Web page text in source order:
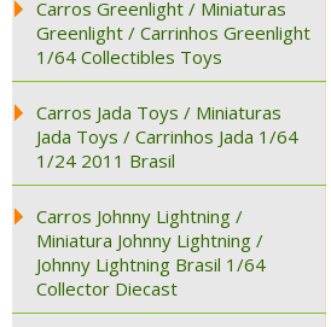
Carros Greenlight / Miniaturas
Greenlight / Carrinhos Greenlight
1/64 Collectibles Toys
Carros Jada Toys / Miniaturas
Jada Toys / Carrinhos Jada 1/64
1/24 2011 Brasil
Carros Johnny Lightning /
Miniatura Johnny Lightning /
Johnny Lightning Brasil 1/64
Collector Diecast